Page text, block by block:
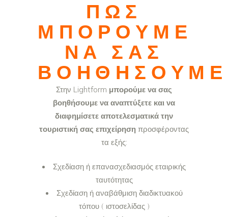
ΠΩΣ
ΜΠΟΡΟΎΜΕ
ΝΑ ΣΑΣ
Στην Lightform μπορούμε να σας
βοηθήσουμε να αναπτύξετε και να
διαφημίσετε αποτελεσματικά την
τουριστική σας επιχείρηση προσφέροντας
τα εξής:
Σχεδίαση ή επανασχεδιασμός εταιρικής
ταυτότητας
Σχεδίαση ή αναβάθμιση διαδικτυακού
τόπου ( ιστοσελίδας )